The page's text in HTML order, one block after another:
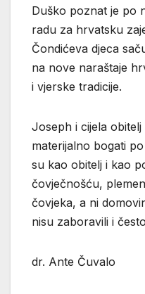
Duško poznat je po
radu za hrvatsku
Čondićeva djeca
na nove naraštaje
i vjerske tradicije.
Joseph i cijela
materijalno bogati
su kao obitelj i kao
čovječnošću,
čovjeka, a ni
nisu zaboravili i
dr. Ante Čuvalo